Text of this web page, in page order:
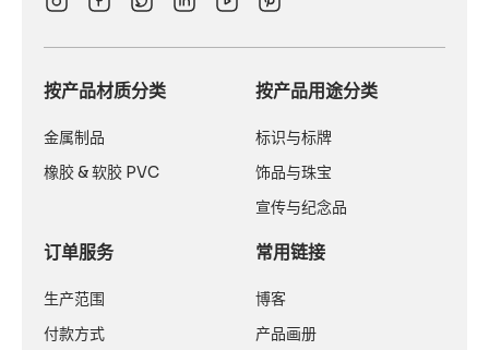
按产品材质分类
金属制品
橡胶 & 软胶 PVC
订单服务
生产范围
付款方式
按产品用途分类
标识与标牌
饰品与珠宝
宣传与纪念品
常用链接
博客
产品画册